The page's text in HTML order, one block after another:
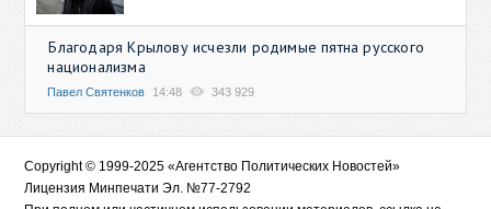
Благодаря Крылову исчезли родимые пятна русского
национализма
Павел Святенков 14:48 343 929
Copyright © 1999-2025 «Агентство Политических Новостей»
Лицензия Минпечати Эл. №77-2792